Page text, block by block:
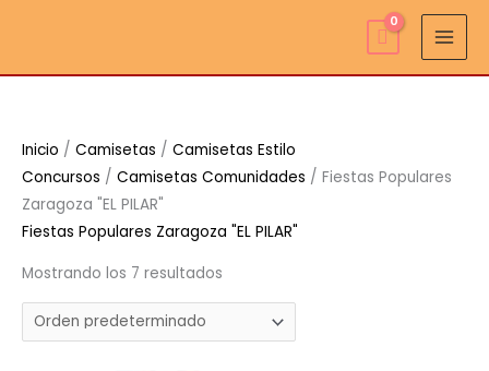
Inicio / Camisetas / Camisetas Estilo
Concursos / Camisetas Comunidades / Fiestas Populares
Zaragoza "EL PILAR"
Fiestas Populares Zaragoza "EL PILAR"
Mostrando los 7 resultados